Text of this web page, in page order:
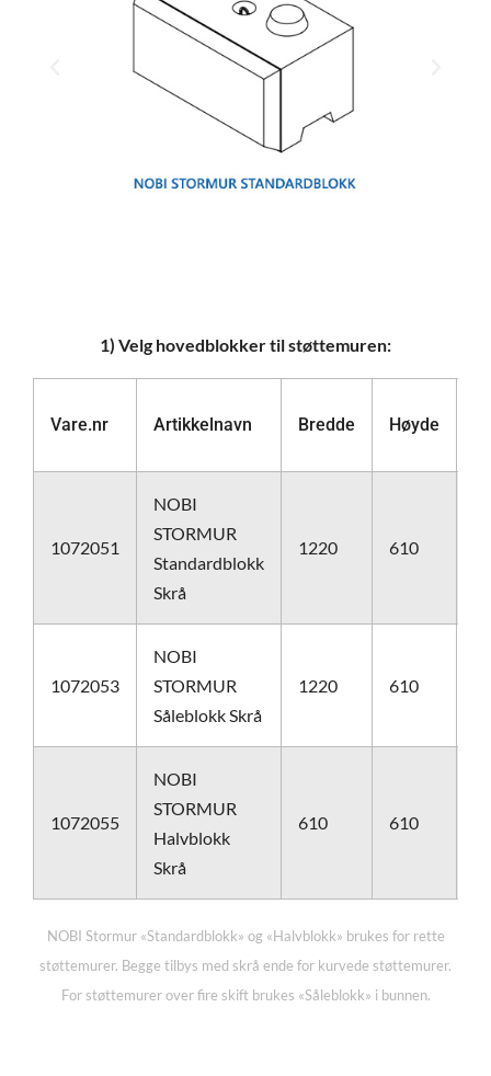
1) Velg hovedblokker til støttemuren:
Vare.nr Artikkelnavn Bredde Høyde
1072051
NOBI
STORMUR
Standardblokk
Skrå
1220 610
1072053
NOBI
STORMUR
Såleblokk Skrå
1220 610
1072055
NOBI
STORMUR
Halvblokk
Skrå
610 610
NOBI Stormur «Standardblokk» og «Halvblokk» brukes for rette
støttemurer. Begge tilbys med skrå ende for kurvede støttemurer.
For støttemurer over fire skift brukes «Såleblokk» i bunnen.